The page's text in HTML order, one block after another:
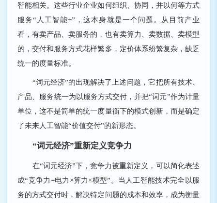
智能相关。这些行业企业如何组织、协同，并以何等方式
服务“人工智能+”，这本身就是一个问题。从目前产业
看，有卖产品、卖服务的，也有卖算力、卖数据、卖模型
的，交付和服务方式花样繁多，定价体系纷繁复杂，缺乏
统一的度量标准。
“词元经济”的出现解决了上述问题，它把所有技术、
产品、服务统一为以服务方式交付，并把“词元”作为计量
单位，这不是简单的统一度量衡下的模式创新，而是确定
了未来人工智能“价值交付”的新形态。
“词元经济”重新定义竞争力
在“词元经济”下，竞争力被重新定义，可以简化表述
成“竞争力=电力×算力×模型”。当人工智能技术完全以服
务的方式交付时，解决特定问题的成本和效率，成为衡量